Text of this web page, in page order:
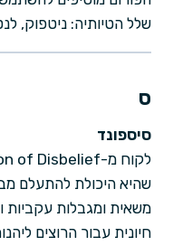
שלל הטיותיה: ניטפוק,
ס
סיספונד
שהיא היכולת להתעלם
משאית ומגבלות עקביות
חיונית עבור הרוצים